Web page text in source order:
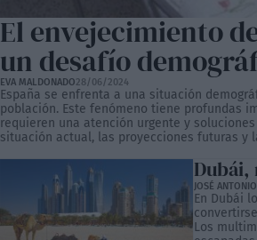
El envejecimiento
un desafío
EVA MALDONADO28/06/2024
España se enfrenta a una situación
población. Este fenómeno tiene profundas
requieren una atención urgente y
situación actual, las proyecciones futuras y
JOSÉ
En Dubái
Los